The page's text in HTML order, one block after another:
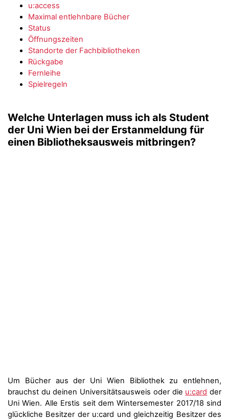
u:access
Maximal entlehnbare Bücher
Status
Öffnungszeiten
Standorte der Fachbibliotheken
Rückgabe
Fernleihe
Spielregeln
Welche Unterlagen muss ich als Student
der Uni Wien bei der Erstanmeldung für
einen Bibliotheksausweis mitbringen?
Um Bücher aus der Uni Wien Bibliothek zu entlehnen,
brauchst du deinen Universitätsausweis oder die u:card der
Uni Wien. Alle Erstis seit dem Wintersemester 2017/18 sind
glückliche Besitzer der u:card und gleichzeitig Besitzer des